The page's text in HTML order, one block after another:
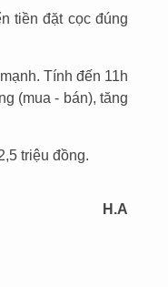
tiền đặt cọc đúng
Tính đến 11h
(mua - bán), tăng
triệu đồng.
H.A